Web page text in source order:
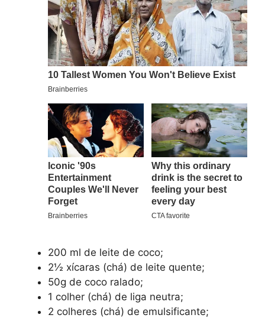
200 ml de leite de coco;
2½ xícaras (chá) de leite quente;
50g de coco ralado;
1 colher (chá) de liga neutra;
2 colheres (chá) de emulsificante;